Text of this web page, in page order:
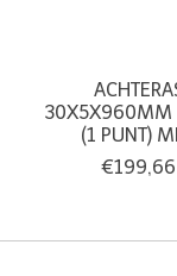
30X5X960MM
(1 PUNT)
€199,66